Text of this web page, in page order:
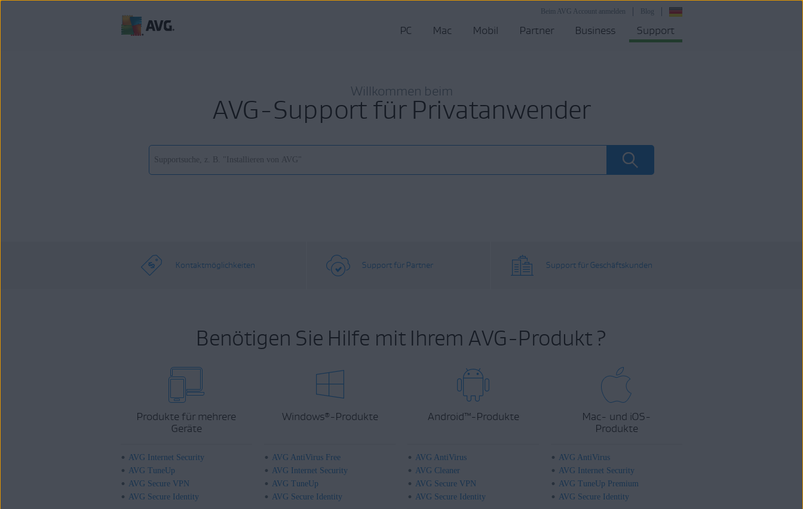
Blog
Beim AVG Account anmelden
PC Mac Mobil Partner Business Support
Willkommen beim
AVG-Support für Privatanwender
Kontaktmöglichkeiten Support für Partner Support für Geschäftskunden
Benötigen Sie Hilfe mit Ihrem AVG-Produkt ?
Produkte für mehrere
Geräte
AVG Internet Security
AVG TuneUp
AVG Secure VPN
AVG Secure Identity
Windows® -Produkte
AVG AntiVirus Free
AVG Internet Security
AVG TuneUp
AVG Secure Identity
Android™-Produkte
AVG AntiVirus
AVG Cleaner
AVG Secure VPN
AVG Secure Identity
Mac- und iOS-
Produkte
AVG AntiVirus
AVG Internet Security
AVG TuneUp Premium
AVG Secure Identity